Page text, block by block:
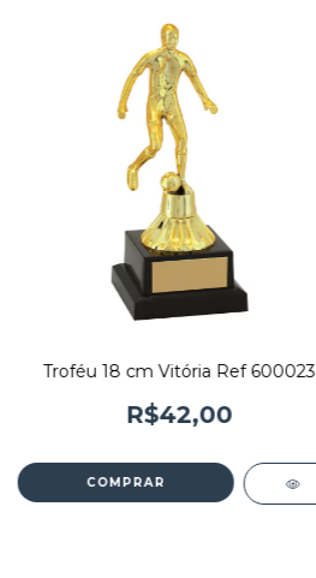
Troféu 18 cm Vitória Ref 600023
R$42,00